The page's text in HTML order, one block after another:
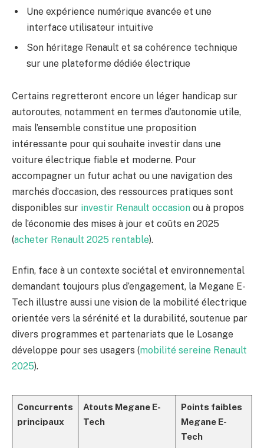
Une expérience numérique avancée et une
interface utilisateur intuitive
Son héritage Renault et sa cohérence technique
sur une plateforme dédiée électrique
Certains regretteront encore un léger handicap sur
autoroutes, notamment en termes d’autonomie utile,
mais l’ensemble constitue une proposition
intéressante pour qui souhaite investir dans une
voiture électrique fiable et moderne. Pour
accompagner un futur achat ou une navigation des
marchés d’occasion, des ressources pratiques sont
disponibles sur investir Renault occasion ou à propos
de l’économie des mises à jour et coûts en 2025
(acheter Renault 2025 rentable).
Enfin, face à un contexte sociétal et environnemental
demandant toujours plus d’engagement, la Megane E-
Tech illustre aussi une vision de la mobilité électrique
orientée vers la sérénité et la durabilité, soutenue par
divers programmes et partenariats que le Losange
développe pour ses usagers (mobilité sereine Renault
2025).
Concurrents
principaux
Atouts Megane E-
Tech
Points faibles
Megane E-
Tech